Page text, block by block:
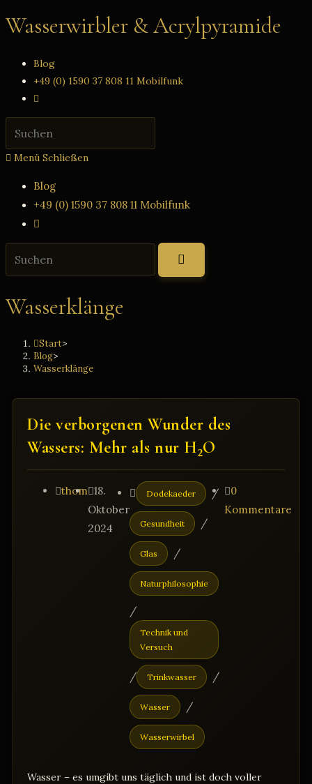
Inhalt
Wasserwirbler & Acrylpyramide
Blog
+49 (0) 1590 37 808 11 Mobilfunk
Website-
Suche
umschalten
search
Menü Schließen
Blog
+49 (0) 1590 37 808 11 Mobilfunk
Website-
Suche
umschalten
Website
Wasserklänge
Start>
Blog>
Wasserklänge
Die verborgenen Wunder des
Wassers: Mehr als nur H₂O
Beitrags-
thomBeitrag
veröffentlicht:
18.
Oktober
2024
Beitrags-
Kategorie:
Dodekaeder /
Gesundheit /
Glas /
Naturphilosophie
/
Technik und
Versuch
/ Trinkwasser /
Wasser /
Wasserwirbel
Beitrags-
Kommentare:
0
Kommentare
Wasser – es umgibt uns täglich und ist doch voller